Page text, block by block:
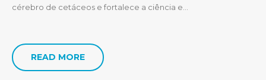
cérebro de cetáceos e fortalece a ciência e...
READ MORE